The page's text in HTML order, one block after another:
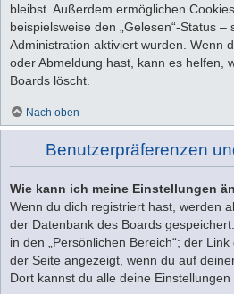
bleibst. Außerdem ermöglichen
beispielsweise den „Gelesen“-Status
Administration aktiviert wurden. Wenn
oder Abmeldung hast, kann es helfen,
Boards löscht.
Nach oben
Benutzerpräferenzen
Wie kann ich meine Einstellungen
Wenn du dich registriert hast, werden
der Datenbank des Boards
in den „Persönlichen Bereich“; der
der Seite angezeigt, wenn du auf
Dort kannst du alle deine Einstellungen